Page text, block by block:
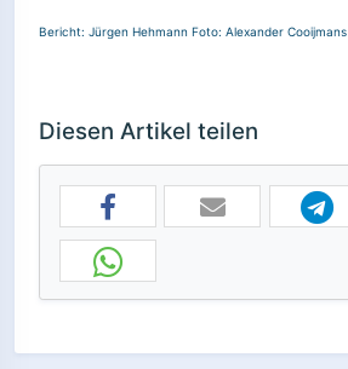
Bericht: Jürgen Hehmann Foto: Alexander Cooijmans
Diesen Artikel teilen